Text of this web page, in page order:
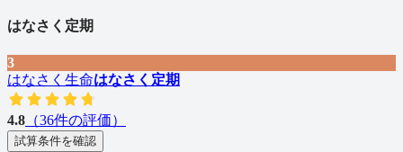
はなさく定期
3
はなさく生命はなさく定期
4.8 （36件の評価）
試算条件を確認